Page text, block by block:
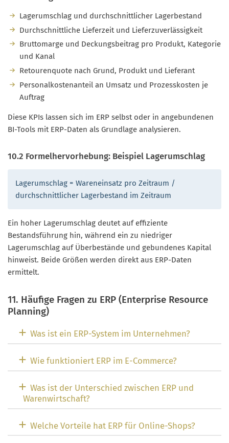
Lagerumschlag und durchschnittlicher Lagerbestand
Durchschnittliche Lieferzeit und Lieferzuverlässigkeit
Bruttomarge und Deckungsbeitrag pro Produkt, Kategorie
und Kanal
Retourenquote nach Grund, Produkt und Lieferant
Personalkostenanteil an Umsatz und Prozesskosten je
Auftrag
Diese KPIs lassen sich im ERP selbst oder in angebundenen
BI-Tools mit ERP-Daten als Grundlage analysieren.
10.2 Formelhervorhebung: Beispiel Lagerumschlag
Lagerumschlag = Wareneinsatz pro Zeitraum /
durchschnittlicher Lagerbestand im Zeitraum
Ein hoher Lagerumschlag deutet auf effiziente
Bestandsführung hin, während ein zu niedriger
Lagerumschlag auf Überbestände und gebundenes Kapital
hinweist. Beide Größen werden direkt aus ERP-Daten
ermittelt.
11. Häufige Fragen zu ERP (Enterprise Resource
Planning)
Was ist ein ERP-System im Unternehmen?
Wie funktioniert ERP im E-Commerce?
Was ist der Unterschied zwischen ERP und
Warenwirtschaft?
Welche Vorteile hat ERP für Online-Shops?